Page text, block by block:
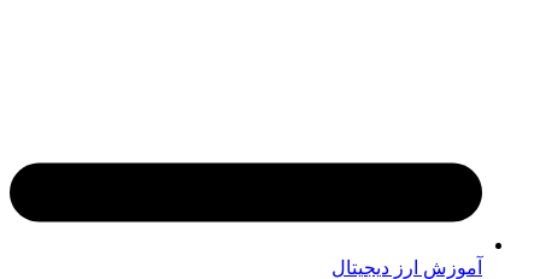
آموزش ارز دیجیتال